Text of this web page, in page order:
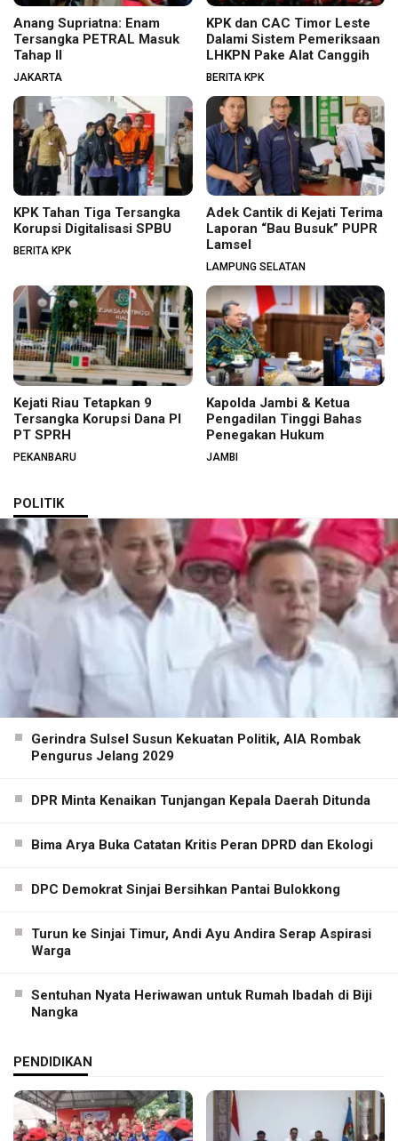
Anang Supriatna: Enam
Tersangka PETRAL Masuk
Tahap II
JAKARTA
KPK dan CAC Timor Leste
Dalami Sistem Pemeriksaan
LHKPN Pake Alat Canggih
BERITA KPK
KPK Tahan Tiga Tersangka
Korupsi Digitalisasi SPBU
BERITA KPK
Adek Cantik di Kejati Terima
Laporan “Bau Busuk” PUPR
Lamsel
LAMPUNG SELATAN
Kejati Riau Tetapkan 9
Tersangka Korupsi Dana PI
PT SPRH
PEKANBARU
Kapolda Jambi & Ketua
Pengadilan Tinggi Bahas
Penegakan Hukum
JAMBI
POLITIK
Gerindra Sulsel Susun Kekuatan Politik, AIA Rombak
Pengurus Jelang 2029
DPR Minta Kenaikan Tunjangan Kepala Daerah Ditunda
Bima Arya Buka Catatan Kritis Peran DPRD dan Ekologi
DPC Demokrat Sinjai Bersihkan Pantai Bulokkong
Turun ke Sinjai Timur, Andi Ayu Andira Serap Aspirasi
Warga
Sentuhan Nyata Heriwawan untuk Rumah Ibadah di Biji
Nangka
PENDIDIKAN